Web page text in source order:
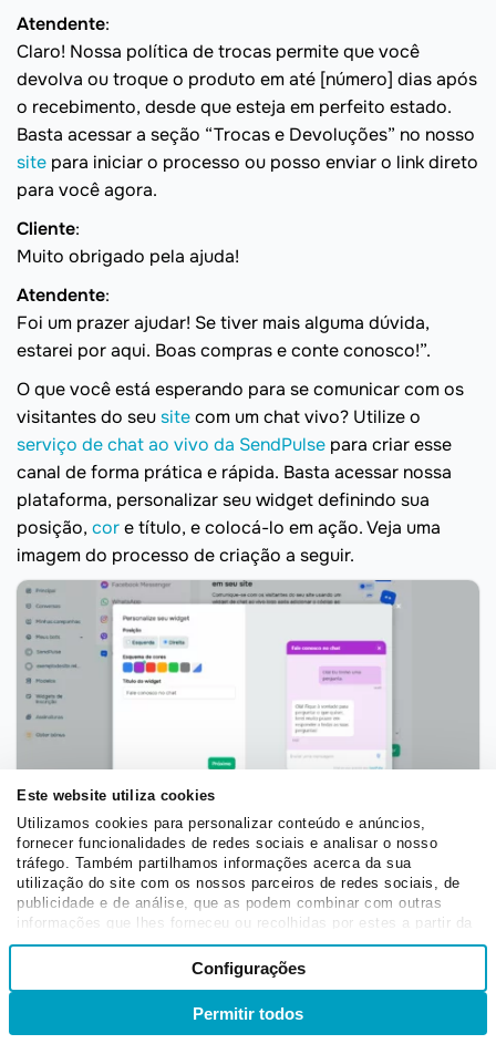
Este website utiliza cookies
Utilizamos cookies para personalizar conteúdo e anúncios,
fornecer funcionalidades de redes sociais e analisar o nosso
tráfego. Também partilhamos informações acerca da sua
utilização do site com os nossos parceiros de redes sociais, de
publicidade e de análise, que as podem combinar com outras
informações que lhes forneceu ou recolhidas por estes a partir da
sua utilização dos respetivos serviços.
Seleção
consentimento
Preferências
Configurações
Permitir todos
Atendente:
Claro! Nossa política de trocas permite que você
devolva ou troque o produto em até [número] dias após
o recebimento, desde que esteja em perfeito estado.
Basta acessar a seção “Trocas e Devoluções” no nosso
site para iniciar o processo ou posso enviar o link direto
para você agora.
Cliente:
Muito obrigado pela ajuda!
Atendente:
Foi um prazer ajudar! Se tiver mais alguma dúvida,
estarei por aqui. Boas compras e conte conosco!”.
O que você está esperando para se comunicar com os
visitantes do seusitecom um chat vivo? Utilize o
serviço de chat ao vivo da SendPulse para criar esse
canal de forma prática e rápida. Basta acessar nossa
plataforma, personalizar seu widget definindo sua
posição, core título, e colocá-lo em ação. Veja uma
imagem do processo de criação a seguir.
Serviço de chat ao vivo da SendPulse
Sua empresa ainda não possui umsite? Sem problemas!
Oferecemos umcriador de landing pages poderoso
para você desenvolver um ambiente online de sucesso
com facilidade. Nossa ferramenta é intuitiva e
descomplicada, ideal para quem não é das áreas de
design ou programação, mas quer resultados